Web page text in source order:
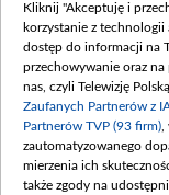
(wpłata
mln,
Data
(wpłata
Data
Kliknij "Akceptuję i
korzystanie z technologii
dostęp do informacji na
przechowywanie oraz
nas, czyli Telewizję
Zaufanych Partnerów z
Partnerów TVP (93 firm)
zautomatyzowanego
mierzenia ich
także zgody na